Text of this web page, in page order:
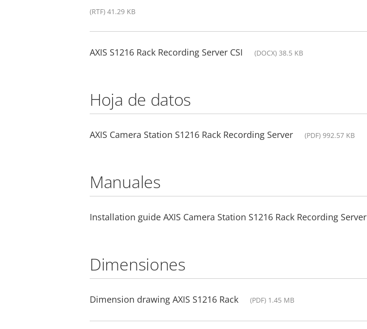
(RTF) 41.29 KB
AXIS S1216 Rack Recording Server CSI (DOCX) 38.5 KB
Hoja de datos
AXIS Camera Station S1216 Rack Recording Server (PDF) 992.57 KB
Manuales
Installation guide AXIS Camera Station S1216 Rack Recording Server
Dimensiones
Dimension drawing AXIS S1216 Rack (PDF) 1.45 MB